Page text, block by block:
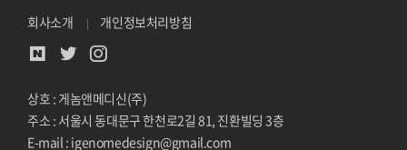
회사소개 개인정보처리방침
상호 : 게놈앤메디신(주)
주소 : 서울시 동대문구 한천로2길 81, 진환빌딩 3층
E-mail : igenomedesign@gmail.com